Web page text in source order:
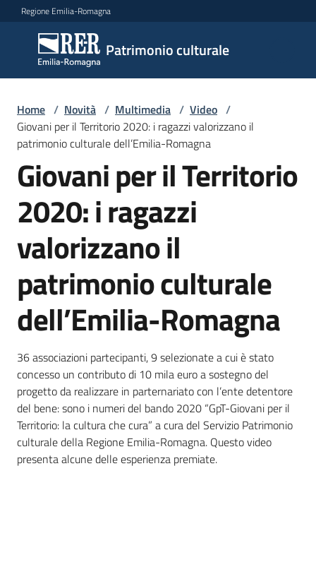
Vai al contenuto
Vai alla navigazione
Vai al footer
Regione Emilia-Romagna
Patrimonio culturale
Patrimonio
culturale
Argomenti
Novità
Servizi
Leggi
Atti
Bandi
Programmi
Progetti
Mediateca
Home / Novità / Multimedia / Video /
Giovani per il Territorio 2020: i ragazzi valorizzano il
patrimonio culturale dell’Emilia-Romagna
Giovani per il Territorio
2020: i ragazzi
valorizzano il
patrimonio culturale
dell’Emilia-Romagna
36 associazioni partecipanti, 9 selezionate a cui è stato
concesso un contributo di 10 mila euro a sostegno del
progetto da realizzare in parternariato con l’ente detentore
del bene: sono i numeri del bando 2020 “GpT-Giovani per il
Territorio: la cultura che cura” a cura del Servizio Patrimonio
culturale della Regione Emilia-Romagna. Questo video
presenta alcune delle esperienza premiate.